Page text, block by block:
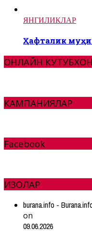
ЯНГИЛИКЛАР
Ҳафталик
ОНЛАЙН
КАМПАНИЯЛАР
Facebook
ИЗОҲЛАР
burana.info -
on
09.06.2026